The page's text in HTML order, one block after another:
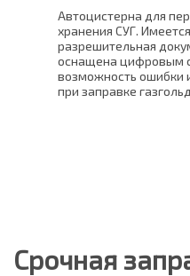
Автоцистерна для
хранения СУГ.
разрешительная
оснащена цифровым
возможность ошибки
при заправке
Срочная